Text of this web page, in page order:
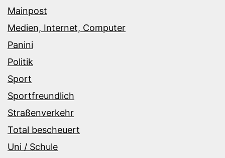
Mainpost
Medien, Internet, Computer
Panini
Politik
Sport
Sportfreundlich
Straßenverkehr
Total bescheuert
Uni / Schule